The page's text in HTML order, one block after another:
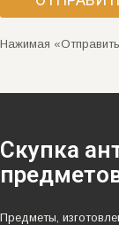
Нажимая
Скупка
Предметы,